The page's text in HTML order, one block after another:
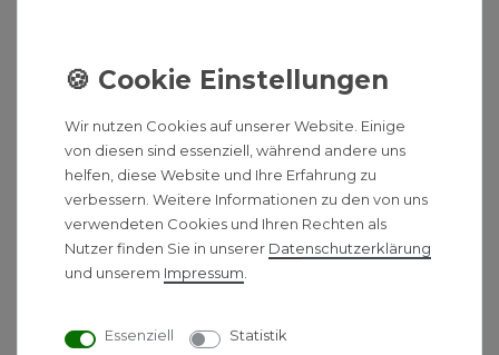
sieht der Sanibroy UP nicht nur modern und diskret
zum Tank für Wartung und Instandhaltung
gewährleistet. Darüber hinaus setzt SFA bei
Fäkalienhebeanlage auf die SilenceTechnologie,
wodurch der Motor nur leise Betriebsgeräusche
verursacht.
Ideal für nur eine WC-Anlage
Instandhaltung
Wir nutzen Cookies auf unserer Website. Einige
von diesen sind essenziell, während andere uns
helfen, diese Website und Ihre Erfahrung zu
verbessern. Weitere Informationen zu den von uns
verwendeten Cookies und Ihren Rechten als
Nutzer finden Sie in unserer Daten­schutz­erklärung
und unserem Impressum
Essenziell Statistik